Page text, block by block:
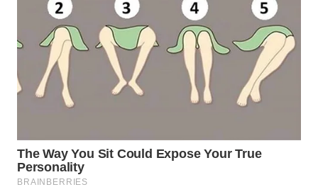
SERIBU
WN
TANGERANG
WN
CIREBON